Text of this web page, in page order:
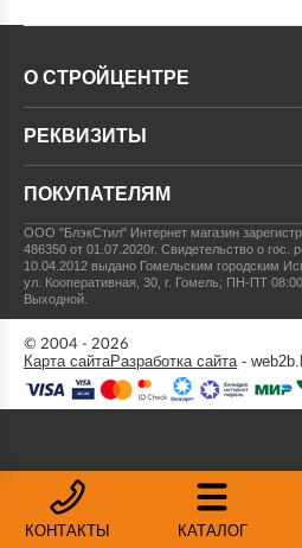
КОНТАКТЫ КАТАЛОГ
О СТРОЙЦЕНТРЕ
РЕКВИЗИТЫ
ПОКУПАТЕЛЯМ
ООО "БлэкСтил" Интернет магазин
486350 от 01.07.2020г.Свидетельство о гос.
10.04.2012 выдано Гомельским городским
ул. Кооперативная, 30, г. Гомель; ПН-ПТ
Выходной.
© 2004 - 2026
Карта сайтаРазработка сайта-